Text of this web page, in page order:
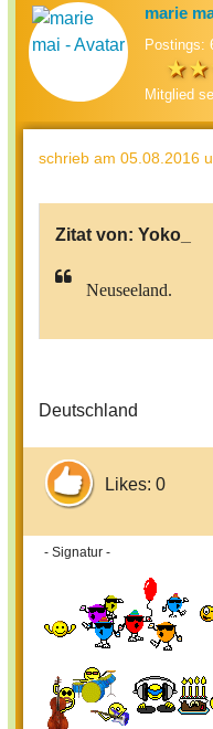
marie
Postings:
Mitglied
schrieb am 05.08.2016
Zitat von: Yoko_
Neuseeland.
Deutschland
Likes: 0
- Signatur -